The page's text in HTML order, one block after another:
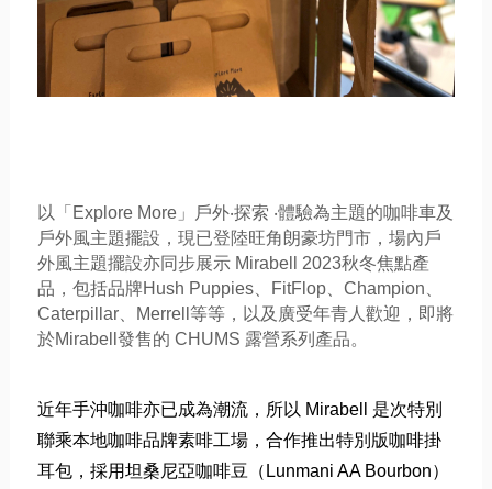
以「Explore More」戶外‧探索 ‧體驗為主題的咖啡車及
戶外風主題擺設， 現已登陸旺角朗豪坊門市，場內戶
外風主題擺設亦同步展示 Mirabell 2023秋冬焦點產
品，包括品牌Hush Puppies、FitFlop、Champion、
Caterpillar、Merrell等等， 以及廣受年青人歡迎，即將
於Mirabell發售的 CHUMS 露營系列產品。
近年手沖咖啡亦已成為潮流，所以 Mirabell 是次特別
聯乘本地咖啡品牌素啡工場，合作推出特別版咖啡掛
耳包， 採用坦桑尼亞咖啡豆（Lunmani AA Bourbon）